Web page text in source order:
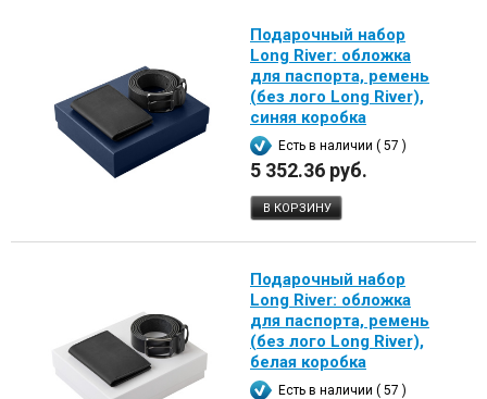
Подарочный набор
Long River: обложка
для паспорта, ремень
(без лого Long River),
синяя коробка
Есть в наличии ( 57 )
5 352.36 руб.
В КОРЗИНУ
Подарочный набор
Long River: обложка
для паспорта, ремень
(без лого Long River),
белая коробка
Есть в наличии ( 57 )